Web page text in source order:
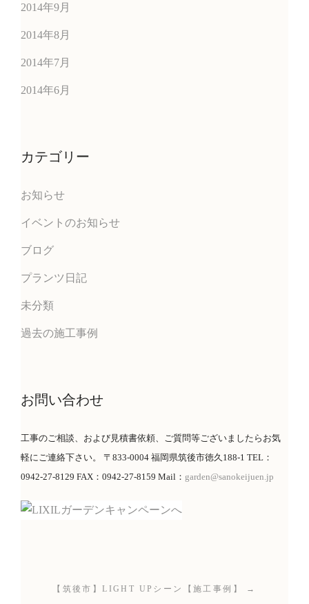
2014年9月
2014年8月
2014年7月
2014年6月
カテゴリー
お知らせ
イベントのお知らせ
ブログ
プランツ日記
未分類
過去の施工事例
お問い合わせ
工事のご相談、および見積書依頼、ご質問等ございましたらお気
軽にご連絡下さい。 〒833-0004 福岡県筑後市徳久188-1 TEL：
0942-27-8129 FAX：0942-27-8159 Mail： garden@sanokeijuen.jp
【筑後市】LIGHT UPシーン【施工事例】 →